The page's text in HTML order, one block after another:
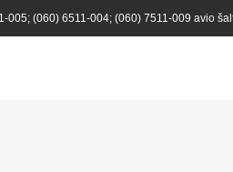
005; (060) 6511-004; (060) 7511-009 avio